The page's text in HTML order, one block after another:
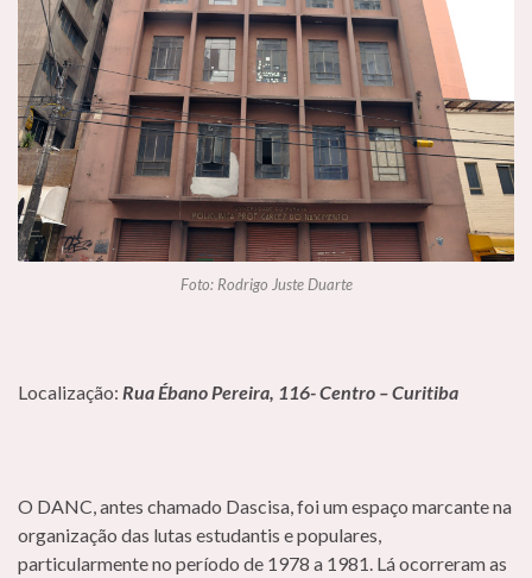
Foto: Rodrigo Juste Duarte
Localização: Rua Ébano Pereira, 116- Centro – Curitiba
O DANC, antes chamado Dascisa, foi um espaço marcante na
organização das lutas estudantis e populares,
particularmente no período de 1978 a 1981. Lá ocorreram as